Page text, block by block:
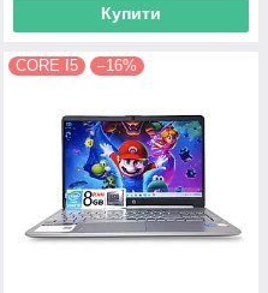
Купити
CORE I5 –16%